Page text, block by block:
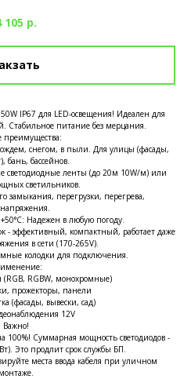
105 р.
IP67 для LED-освещения! Идеален для
питание без мерцания.
преимущества:
снегом, в пыли. Для улицы (фасады,
бань, бассейнов.
светодиодные ленты (до 20м 10W/м) или
светильников.
замыкания, перегрузки, перегрева,
Надежен в любую погоду.
эффективный, компактный, работает даже
в сети (170-265V).
колодки для подключения.
RGBW, монохромные)
прожекторы, панели
(фасады, вывески, сад)
12V
Важно!
100%! Суммарная мощность светодиодов -
Это продлит срок службы БП.
места ввода кабеля при уличном
монтаже.